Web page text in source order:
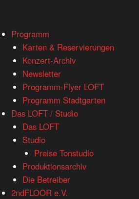
www.loftkoeln.de
navigation
Skip
content
Programm
Karten & Reservierungen
Konzert-Archiv
Newsletter
Programm-Flyer LOFT
Programm Stadtgarten
Das LOFT / Studio
Das LOFT
Studio
Preise Tonstudio
Produktionsarchiv
Die Betreiber
2ndFLOOR e.V.